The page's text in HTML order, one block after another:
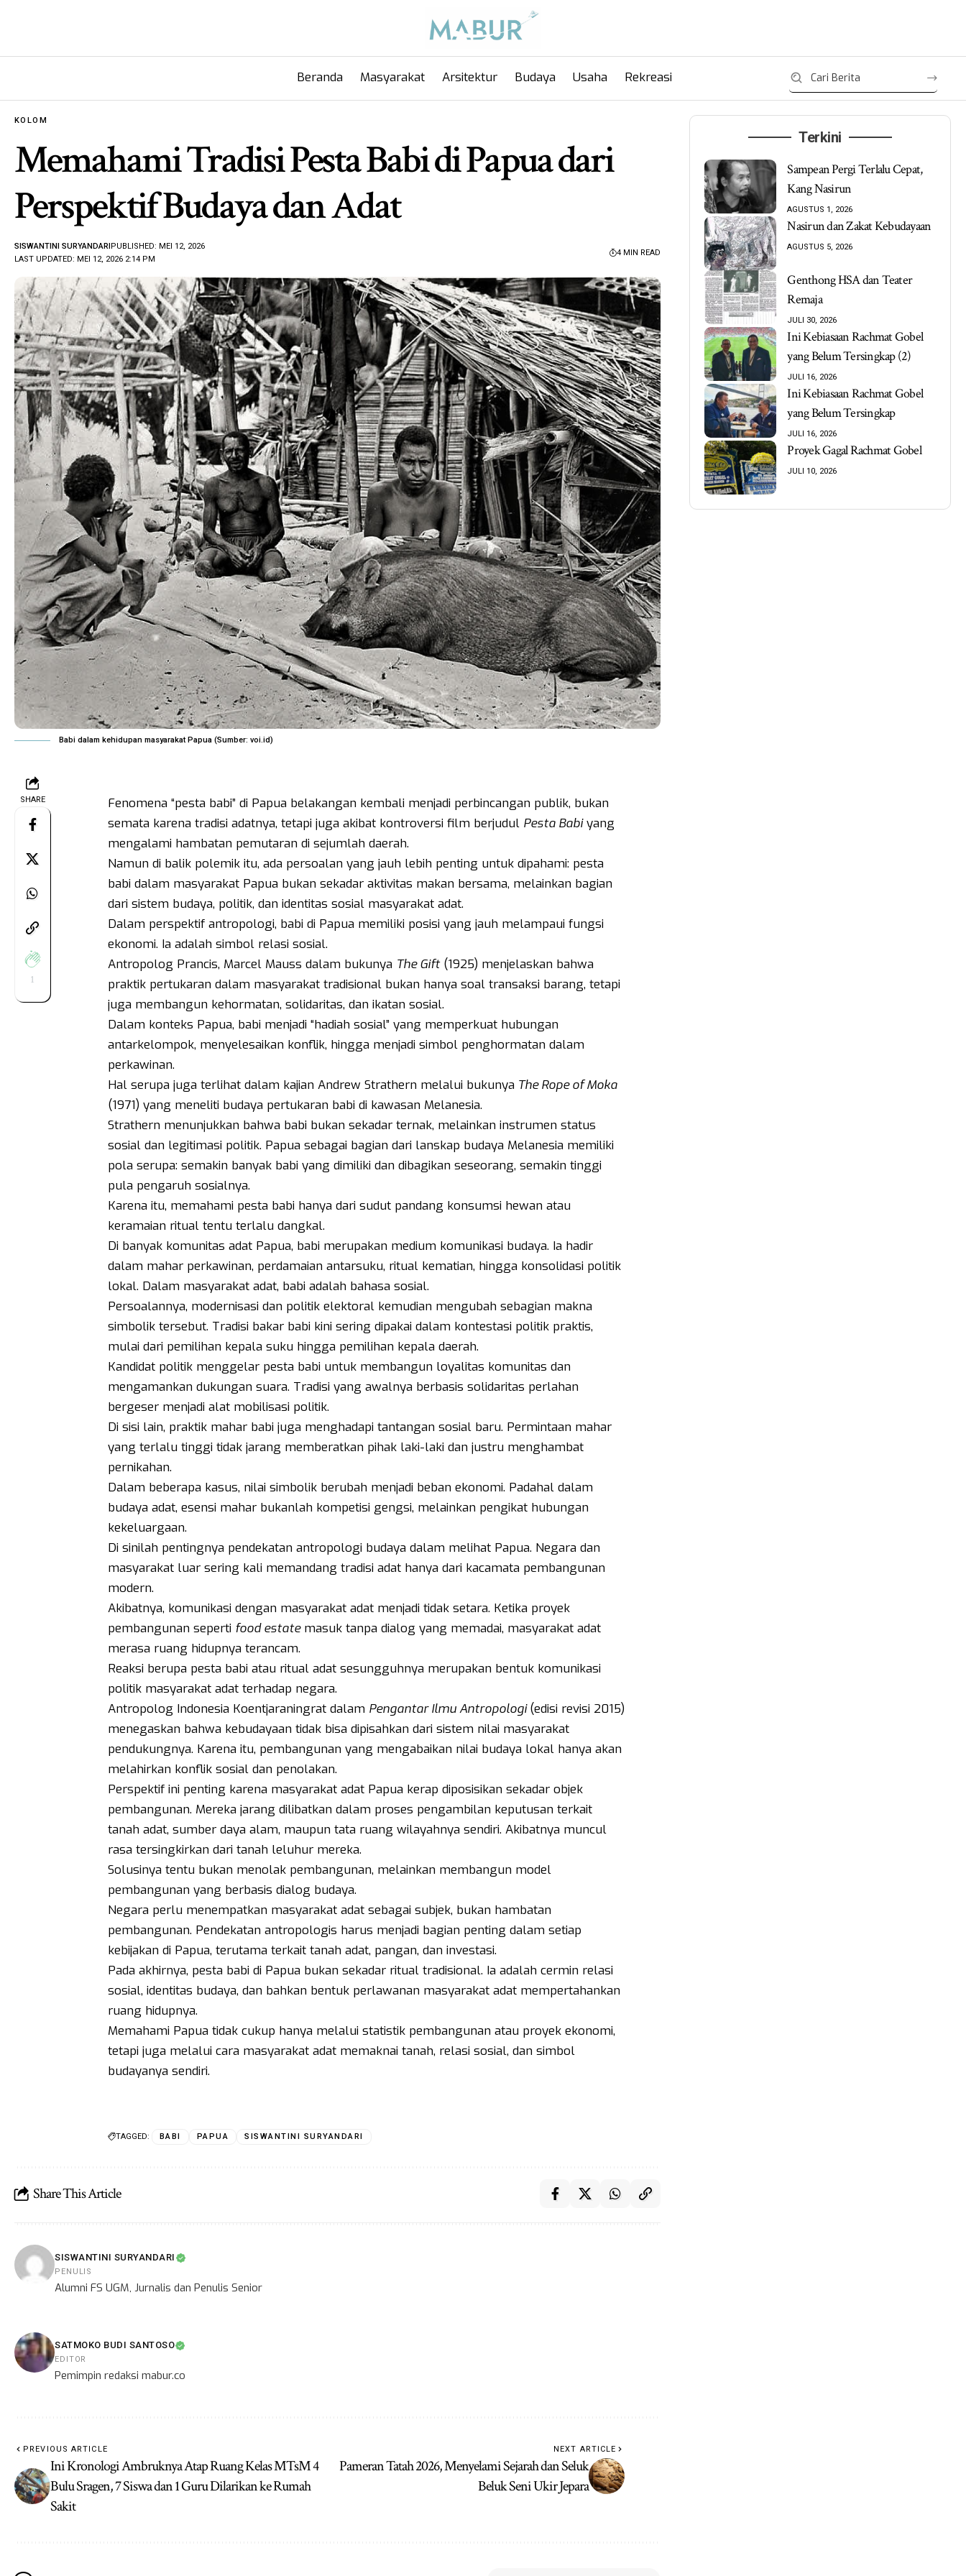
Beranda Masyarakat Arsitektur Budaya Usaha Rekreasi
KOLOM
Memahami Tradisi Pesta Babi di Papua dari
Perspektif Budaya dan Adat
LAST UPDATED: MEI 12, 2026 2:14 PM
SISWANTINI SURYANDARIPUBLISHED: MEI 12, 2026
4 MIN READ
Babi dalam kehidupan masyarakat Papua (Sumber: voi.id)
SHARE
1
Fenomena “pesta babi” di Papua belakangan kembali menjadi perbincangan publik, bukan
semata karena tradisi adatnya, tetapi juga akibat kontroversi film berjudul Pesta Babiyang
mengalami hambatan pemutaran di sejumlah daerah.
Namun di balik polemik itu, ada persoalan yang jauh lebih penting untuk dipahami: pesta
babi dalam masyarakat Papua bukan sekadar aktivitas makan bersama, melainkan bagian
dari sistem budaya, politik, dan identitas sosial masyarakat adat.
Dalam perspektif antropologi, babi di Papua memiliki posisi yang jauh melampaui fungsi
ekonomi. Ia adalah simbol relasi sosial.
Antropolog Prancis, Marcel Mauss dalam bukunya The Gift(1925) menjelaskan bahwa
praktik pertukaran dalam masyarakat tradisional bukan hanya soal transaksi barang, tetapi
juga membangun kehormatan, solidaritas, dan ikatan sosial.
Dalam konteks Papua, babi menjadi “hadiah sosial” yang memperkuat hubungan
antarkelompok, menyelesaikan konflik, hingga menjadi simbol penghormatan dalam
perkawinan.
Hal serupa juga terlihat dalam kajian Andrew Strathern melalui bukunya The Rope of Moka
(1971) yang meneliti budaya pertukaran babi di kawasan Melanesia.
Strathern menunjukkan bahwa babi bukan sekadar ternak, melainkan instrumen status
sosial dan legitimasi politik. Papua sebagai bagian dari lanskap budaya Melanesia memiliki
pola serupa: semakin banyak babi yang dimiliki dan dibagikan seseorang, semakin tinggi
pula pengaruh sosialnya.
Karena itu, memahami pesta babi hanya dari sudut pandang konsumsi hewan atau
keramaian ritual tentu terlalu dangkal.
Di banyak komunitas adat Papua, babi merupakan medium komunikasi budaya. Ia hadir
dalam mahar perkawinan, perdamaian antarsuku, ritual kematian, hingga konsolidasi politik
lokal. Dalam masyarakat adat, babi adalah bahasa sosial.
Persoalannya, modernisasi dan politik elektoral kemudian mengubah sebagian makna
simbolik tersebut. Tradisi bakar babi kini sering dipakai dalam kontestasi politik praktis,
mulai dari pemilihan kepala suku hingga pemilihan kepala daerah.
Kandidat politik menggelar pesta babi untuk membangun loyalitas komunitas dan
mengamankan dukungan suara. Tradisi yang awalnya berbasis solidaritas perlahan
bergeser menjadi alat mobilisasi politik.
Di sisi lain, praktik mahar babi juga menghadapi tantangan sosial baru. Permintaan mahar
yang terlalu tinggi tidak jarang memberatkan pihak laki-laki dan justru menghambat
pernikahan.
Dalam beberapa kasus, nilai simbolik berubah menjadi beban ekonomi. Padahal dalam
budaya adat, esensi mahar bukanlah kompetisi gengsi, melainkan pengikat hubungan
kekeluargaan.
Di sinilah pentingnya pendekatan antropologi budaya dalam melihat Papua. Negara dan
masyarakat luar sering kali memandang tradisi adat hanya dari kacamata pembangunan
modern.
Akibatnya, komunikasi dengan masyarakat adat menjadi tidak setara. Ketika proyek
pembangunan seperti food estatemasuk tanpa dialog yang memadai, masyarakat adat
merasa ruang hidupnya terancam.
Reaksi berupa pesta babi atau ritual adat sesungguhnya merupakan bentuk komunikasi
politik masyarakat adat terhadap negara.
Antropolog Indonesia Koentjaraningrat dalam Pengantar Ilmu Antropologi(edisi revisi 2015)
menegaskan bahwa kebudayaan tidak bisa dipisahkan dari sistem nilai masyarakat
pendukungnya. Karena itu, pembangunan yang mengabaikan nilai budaya lokal hanya akan
melahirkan konflik sosial dan penolakan.
Perspektif ini penting karena masyarakat adat Papua kerap diposisikan sekadar objek
pembangunan. Mereka jarang dilibatkan dalam proses pengambilan keputusan terkait
tanah adat, sumber daya alam, maupun tata ruang wilayahnya sendiri. Akibatnya muncul
rasa tersingkirkan dari tanah leluhur mereka.
Solusinya tentu bukan menolak pembangunan, melainkan membangun model
pembangunan yang berbasis dialog budaya.
Negara perlu menempatkan masyarakat adat sebagai subjek, bukan hambatan
pembangunan. Pendekatan antropologis harus menjadi bagian penting dalam setiap
kebijakan di Papua, terutama terkait tanah adat, pangan, dan investasi.
Pada akhirnya, pesta babi di Papua bukan sekadar ritual tradisional. Ia adalah cermin relasi
sosial, identitas budaya, dan bahkan bentuk perlawanan masyarakat adat mempertahankan
ruang hidupnya.
Memahami Papua tidak cukup hanya melalui statistik pembangunan atau proyek ekonomi,
tetapi juga melalui cara masyarakat adat memaknai tanah, relasi sosial, dan simbol
budayanya sendiri.
TAGGED: BABI PAPUA SISWANTINI SURYANDARI
Share This Article
SISWANTINI SURYANDARI
PENULIS
Alumni FS UGM, Jurnalis dan Penulis Senior
SATMOKO BUDI SANTOSO
EDITOR
Pemimpin redaksi mabur.co
PREVIOUS ARTICLE
Ini Kronologi Ambruknya Atap Ruang Kelas MTsM 4
Bulu Sragen, 7 Siswa dan 1 Guru Dilarikan ke Rumah
Sakit
NEXT ARTICLE
Pameran Tatah 2026, Menyelami Sejarah dan Seluk
Beluk Seni Ukir Jepara
Terkini
Sampean Pergi Terlalu Cepat,
Kang Nasirun
AGUSTUS 1, 2026
Nasirun dan Zakat Kebudayaan
AGUSTUS 5, 2026
Genthong HSA dan Teater
Remaja
JULI 30, 2026
Ini Kebiasaan Rachmat Gobel
yang Belum Tersingkap (2)
JULI 16, 2026
Ini Kebiasaan Rachmat Gobel
yang Belum Tersingkap
JULI 16, 2026
Proyek Gagal Rachmat Gobel
JULI 10, 2026